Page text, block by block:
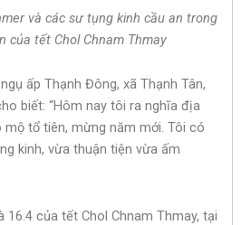
và các sư tụng kinh cầu an trong
của tết Chol Chnam Thmay
ấp Thạnh Đông, xã Thạnh Tân,
biết: “Hôm nay tôi ra nghĩa địa
tổ tiên, mừng năm mới. Tôi có
kinh, vừa thuận tiện vừa ấm
16.4 của tết Chol Chnam Thmay, tại